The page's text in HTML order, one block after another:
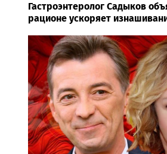
Гастроэнтеролог Садыков
рационе ускоряет